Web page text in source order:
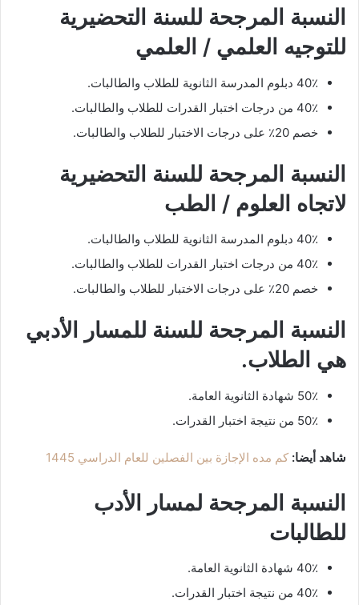
النسبة المرجحة للسنة التحضيرية
للتوجيه العلمي / العلمي
40٪ دبلوم المدرسة الثانوية للطلاب والطالبات.
40٪ من درجات اختبار القدرات للطلاب والطالبات.
خصم 20٪ على درجات الاختبار للطلاب والطالبات.
النسبة المرجحة للسنة التحضيرية
لاتجاه العلوم / الطب
40٪ دبلوم المدرسة الثانوية للطلاب والطالبات.
40٪ من درجات اختبار القدرات للطلاب والطالبات.
خصم 20٪ على درجات الاختبار للطلاب والطالبات.
النسبة المرجحة للسنة للمسار الأدبي
هي الطلاب.
50٪ شهادة الثانوية العامة.
50٪ من نتيجة اختبار القدرات.
شاهد أيضا: كم مده الإجازة بين الفصلين للعام الدراسي 1445
النسبة المرجحة لمسار الأدب
للطالبات
40٪ شهادة الثانوية العامة.
40٪ من نتيجة اختبار القدرات.